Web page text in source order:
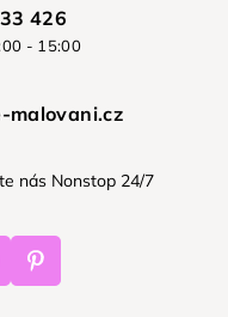
426
- 15:00
malovani.cz
nás Nonstop 24/7
Pinterest